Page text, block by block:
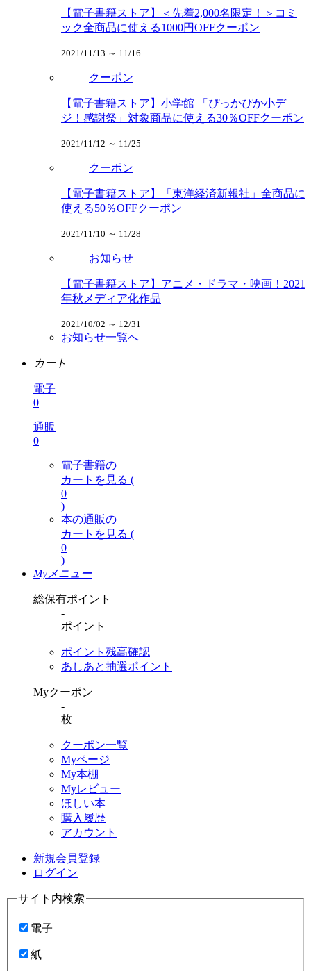
【電子書籍ストア】＜先着2,000名限定！＞コミ
ック全商品に使える1000円OFFクーポン
2021/11/13 ～ 11/16
クーポン
【電子書籍ストア】小学館 「ぴっかぴか小デ
ジ！感謝祭」対象商品に使える30％OFFクーポン
2021/11/12 ～ 11/25
クーポン
【電子書籍ストア】「東洋経済新報社」全商品に
使える50％OFFクーポン
2021/11/10 ～ 11/28
お知らせ
【電子書籍ストア】アニメ・ドラマ・映画！2021
年秋メディア化作品
2021/10/02 ～ 12/31
お知らせ一覧へ
カート
電子
0
通販
0
電子書籍の
カートを見る (
0
)
本の通販の
カートを見る (
0
)
Myメニュー
総保有ポイント
-
ポイント
ポイント残高確認
あしあと抽選ポイント
Myクーポン
-
枚
クーポン一覧
Myページ
My本棚
Myレビュー
ほしい本
購入履歴
アカウント
新規会員登録
ログイン
サイト内検索
電子
紙